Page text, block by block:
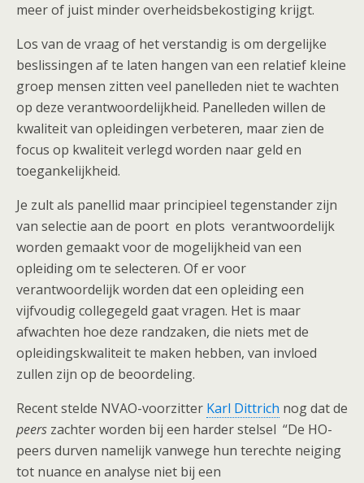
meer of juist minder overheidsbekostiging krijgt.
Los van de vraag of het verstandig is om dergelijke
beslissingen af te laten hangen van een relatief kleine
groep mensen zitten veel panelleden niet te wachten
op deze verantwoordelijkheid. Panelleden willen de
kwaliteit van opleidingen verbeteren, maar zien de
focus op kwaliteit verlegd worden naar geld en
toegankelijkheid.
Je zult als panellid maar principieel tegenstander zijn
van selectie aan de poort en plots verantwoordelijk
worden gemaakt voor de mogelijkheid van een
opleiding om te selecteren. Of er voor
verantwoordelijk worden dat een opleiding een
vijfvoudig collegegeld gaat vragen. Het is maar
afwachten hoe deze randzaken, die niets met de
opleidingskwaliteit te maken hebben, van invloed
zullen zijn op de beoordeling.
Recent stelde NVAO-voorzitter Karl Dittrich nog dat de
peers zachter worden bij een harder stelsel “De HO-
peers durven namelijk vanwege hun terechte neiging
tot nuance en analyse niet bij een